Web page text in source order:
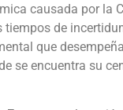
causada por la
de
que
encuentra su